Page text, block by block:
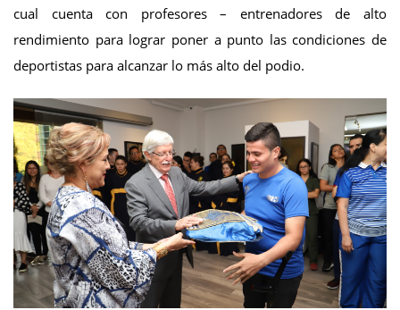
cual cuenta con profesores – entrenadores de alto
rendimiento para lograr poner a punto las condiciones de
deportistas para alcanzar lo más alto del podio.